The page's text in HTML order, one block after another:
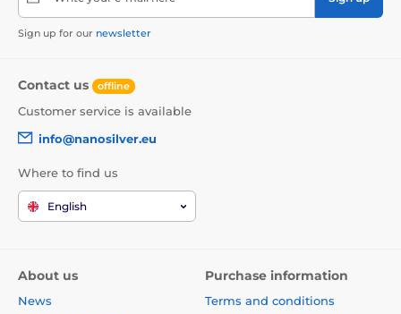
Sign up for our newsletter
Contact us offline
Customer service is available
info@nanosilver.eu
Where to find us
English
About us
News
Purchase information
Terms and conditions